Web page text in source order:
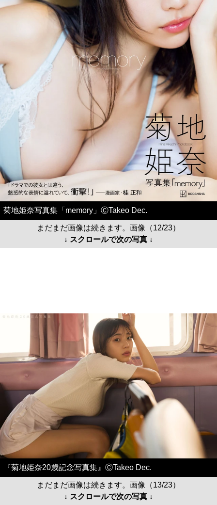
菊地姫奈写真集「memory」ⒸTakeo Dec.
まだまだ画像は続きます。画像（12/23）
↓ スクロールで次の写真 ↓
『菊地姫奈20歳記念写真集』ⒸTakeo Dec.
まだまだ画像は続きます。画像（13/23）
↓ スクロールで次の写真 ↓